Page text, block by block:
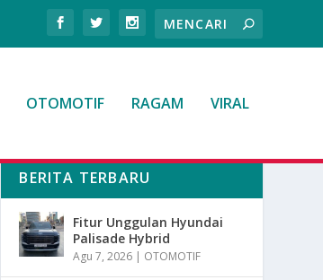
OTOMOTIF RAGAM VIRAL
BERITA TERBARU
Fitur Unggulan Hyundai
Palisade Hybrid
Agu 7, 2026 | OTOMOTIF